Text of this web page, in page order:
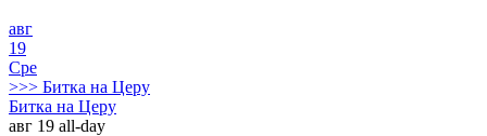
авг
19
Сре
>>> Битка на Церу
Битка на Церу
авг 19 all-day